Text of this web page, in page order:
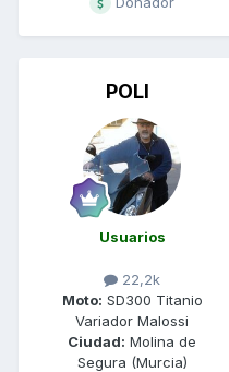
POLI
Usuarios
22,2k
Moto: SD300 Titanio
Variador Malossi
Ciudad: Molina de
Segura (Murcia)